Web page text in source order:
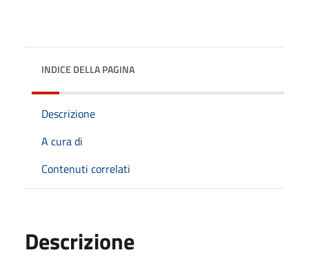
INDICE DELLA PAGINA
Descrizione
A cura di
Contenuti correlati
Descrizione